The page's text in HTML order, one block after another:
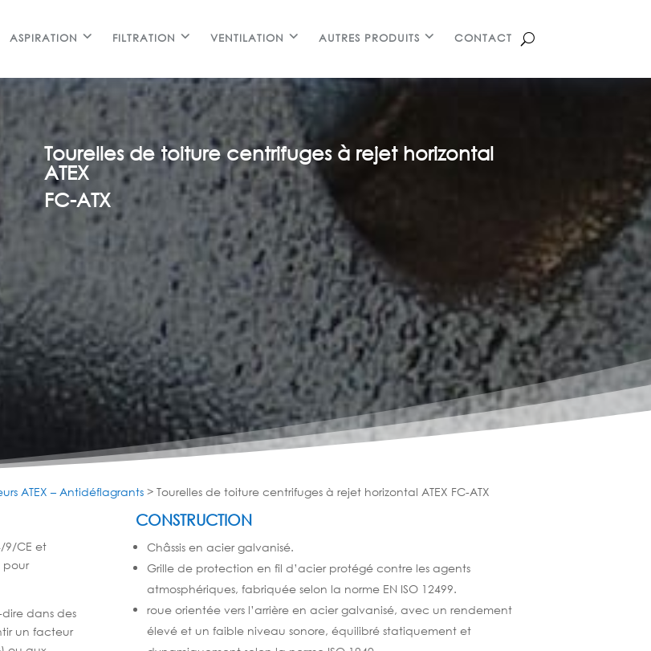
ASPIRATION FILTRATION VENTILATION AUTRES PRODUITS CONTACT
Tourelles de toiture centrifuges à rejet horizontal
ATEX
FC-ATX
ATEX – Antidéflagrants >Tourelles de toiture centrifuges à rejet horizontal ATEX FC-ATX
9/CE et
pour
dans des
un facteur
CONSTRUCTION
Châssis en acier galvanisé.
Grille de protection en fil d’acier protégé contre les agents
atmosphériques, fabriquée selon la norme EN ISO 12499.
roue orientée vers l’arrière en acier galvanisé, avec un rendement
élevé et un faible niveau sonore, équilibré statiquement et